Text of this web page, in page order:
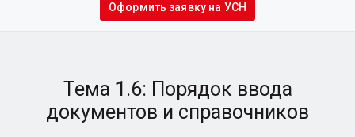
Оформить заявку на УСН
Тема 1.6: Порядок ввода
документов и справочников